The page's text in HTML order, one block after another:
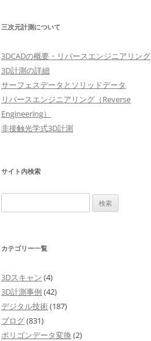
三次元計測について
3DCADの概要・リバースエンジニアリング
3D計測の詳細
サーフェスデータとソリッドデータ
リバースエンジニアリング（Reverse
Engineering）
非接触光学式3D計測
サイト内検索
索:
カテゴリー一覧
3Dスキャン (4)
3D計測事例 (42)
デジタル技術(187)
ブログ(831)
ポリゴンデータ変換 (2)